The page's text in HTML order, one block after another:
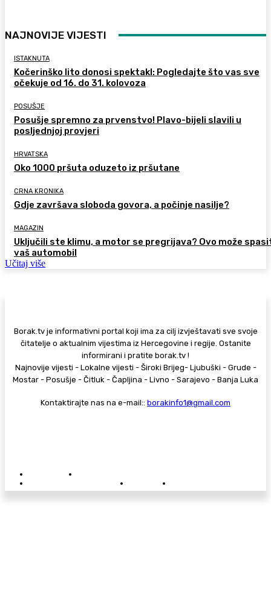
NAJNOVIJE VIJESTI
ISTAKNUTA
Kočerinško lito donosi spektakl: Pogledajte što vas sve
očekuje od 16. do 31. kolovoza
POSUŠJE
Posušje spremno za prvenstvo! Plavo-bijeli slavili u
posljednjoj provjeri
HRVATSKA
Oko 1000 pršuta oduzeto iz pršutane
CRNA KRONIKA
Gdje završava sloboda govora, a počinje nasilje?
MAGAZIN
Uključili ste klimu, a motor se pregrijava? Ovo može
vaš automobil
Učitaj više
Borak.tv je informativni portal koji ima za cilj izvještavati sve svoje
čitatelje o aktualnim vijestima iz Hercegovine i regije. Ostanite
informirani i pratite borak.tv !
Najnovije vijesti - Lokalne vijesti - Široki Brijeg- Ljubuški - Grude -
Mostar - Posušje - Čitluk - Čapljina - Livno - Sarajevo - Banja Luka
Kontaktirajte nas na e-mail:: borakinfo1@gmail.com